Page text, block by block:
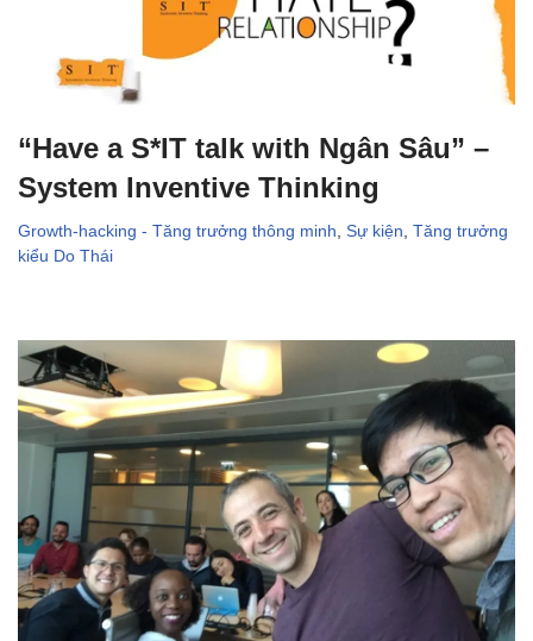
“Have a S*IT talk with Ngân Sâu” –
System Inventive Thinking
Growth-hacking - Tăng trưởng thông minh Sự kiện Tăng trưởng
kiểu Do Thái